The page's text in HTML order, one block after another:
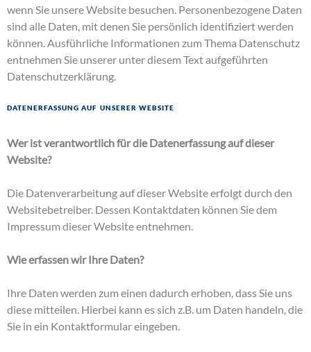
wenn Sie unsere Website besuchen. Personenbezogene Daten
sind alle Daten, mit denen Sie persönlich identifiziert werden
können. Ausführliche Informationen zum Thema Datenschutz
entnehmen Sie unserer unter diesem Text aufgeführten
Datenschutzerklärung.
Datenerfassung auf unserer Website
Wer ist verantwortlich für die Datenerfassung auf dieser
Website?
Die Datenverarbeitung auf dieser Website erfolgt durch den
Websitebetreiber. Dessen Kontaktdaten können Sie dem
Impressum dieser Website entnehmen.
Wie erfassen wir Ihre Daten?
Ihre Daten werden zum einen dadurch erhoben, dass Sie uns
diese mitteilen. Hierbei kann es sich z.B. um Daten handeln, die
Sie in ein Kontaktformular eingeben.